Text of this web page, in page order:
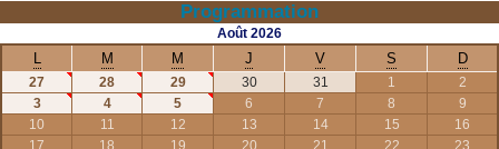
Programmation
Août 2026
L M M J V S D
27 28 29 30 31 1
2
3
4 5 6 7 8
9
10
11 12 13 14 15
16